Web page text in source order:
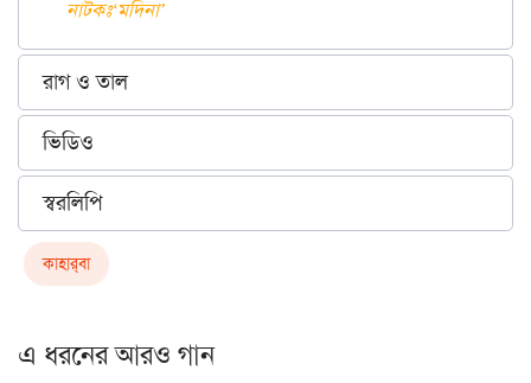
নাটকঃ‘মদিনা’
রাগ ও তাল
ভিডিও
স্বরলিপি
কাহার্‌বা
এ ধরনের আরও গান